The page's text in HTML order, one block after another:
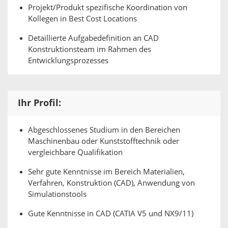
Projekt/Produkt spezifische Koordination von
Kollegen in Best Cost Locations
Detaillierte Aufgabedefinition an CAD
Konstruktionsteam im Rahmen des
Entwicklungsprozesses
Ihr Profil:
Abgeschlossenes Studium in den Bereichen
Maschinenbau oder Kunststofftechnik oder
vergleichbare Qualifikation
Sehr gute Kenntnisse im Bereich Materialien,
Verfahren, Konstruktion (CAD), Anwendung von
Simulationstools
Gute Kenntnisse in CAD (CATIA V5 und NX9/11)